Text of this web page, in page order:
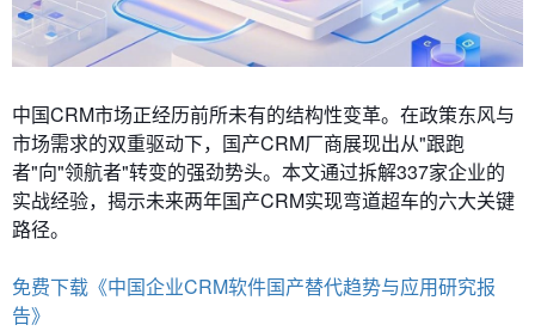
中国CRM市场正经历前所未有的结构性变革。在政策东风与
市场需求的双重驱动下，国产CRM厂商展现出从"跟跑
者"向"领航者"转变的强劲势头。本文通过拆解337家企业的
实战经验，揭示未来两年国产CRM实现弯道超车的六大关键
路径。
免费下载《中国企业CRM软件国产替代趋势与应用研究报
告》